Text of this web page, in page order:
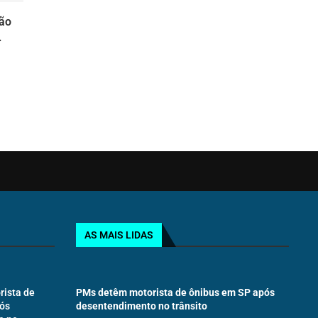
de
AS MAIS LIDAS
PMs detêm motorista de ônibus em SP após
desentendimento no trânsito